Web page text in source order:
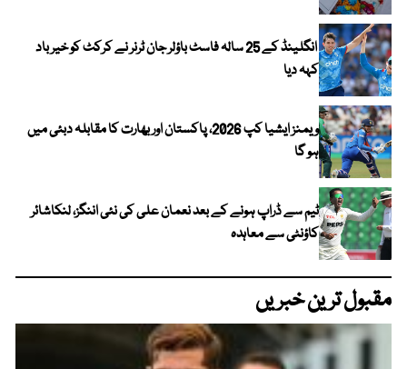
انگلینڈ کے 25 سالہ فاسٹ باؤلر جان ٹرنر نے کرکٹ کو خیر باد
کہہ دیا
ویمنز ایشیا کپ 2026، پاکستان اور بھارت کا مقابلہ دبئی میں
ہو گا
ٹیم سے ڈراپ ہونے کے بعد نعمان علی کی نئی اننگز، لنکاشائر
کاؤنٹی سے معاہدہ
مقبول ترین خبریں